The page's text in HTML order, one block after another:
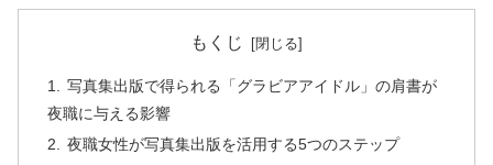
もくじ
写真集出版で得られる「グラビアアイドル」の肩書が
夜職に与える影響
夜職女性が写真集出版を活用する5つのステップ